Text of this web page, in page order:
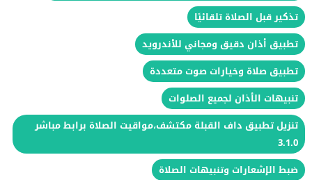
تذكير قبل الصلاة تلقائيًا
تطبيق أذان دقيق ومجاني للأندرويد
تطبيق صلاة وخيارات صوت متعددة
تنبيهات الأذان لجميع الصلوات
تنزيل تطبيق داف القبلة مكتشف،مواقيت الصلاة برابط مباشر
3.1.0
ضبط الإشعارات وتنبيهات الصلاة